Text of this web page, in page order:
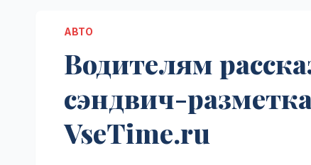
АВТО
Водителям
сэндвич-
VseTime.ru